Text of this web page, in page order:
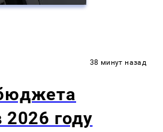
38 минут назад
году